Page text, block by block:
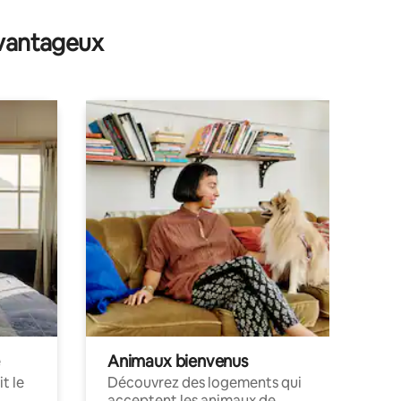
le
Animaux bienvenus
Découvrez des logements qui